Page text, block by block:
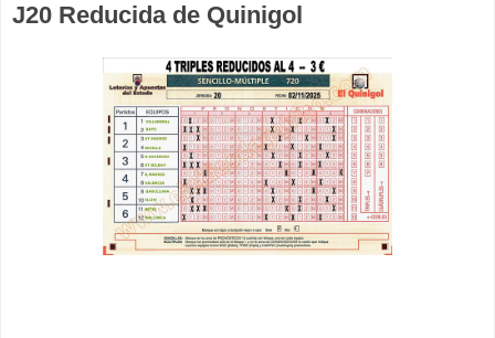
J20 Reducida de Quinigol